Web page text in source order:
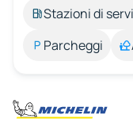
Stazioni di
Parcheggi